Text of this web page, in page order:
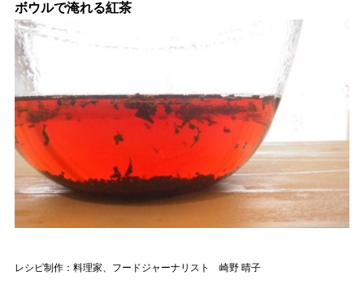
ボウルで淹れる紅茶
レシピ制作：料理家、フードジャーナリスト 崎野 晴子